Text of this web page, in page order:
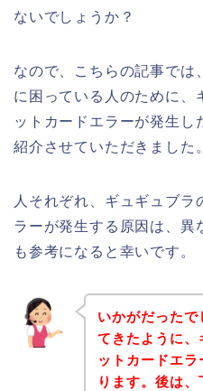
ないでしょうか？
なので、こちらの記事では
に困っている人のために、
ットカードエラーが発生し
紹介させていただきました。
人それぞれ、ギュギュブラ
ラーが発生する原因は、異
も参考になると幸いです。
いかがだった
てきたように
ットカードエ
ります。後は